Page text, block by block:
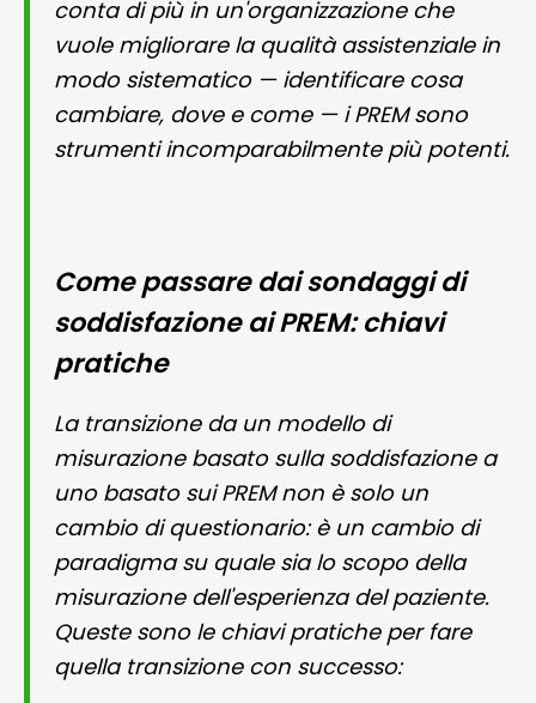
conta di più in un'organizzazione che
vuole migliorare la qualità assistenziale in
modo sistematico — identificare cosa
cambiare, dove e come — i PREM sono
strumenti incomparabilmente più potenti.
Come passare dai sondaggi di
soddisfazione ai PREM: chiavi
pratiche
La transizione da un modello di
misurazione basato sulla soddisfazione a
uno basato sui PREM non è solo un
cambio di questionario: è un cambio di
paradigma su quale sia lo scopo della
misurazione dell'esperienza del paziente.
Queste sono le chiavi pratiche per fare
quella transizione con successo: